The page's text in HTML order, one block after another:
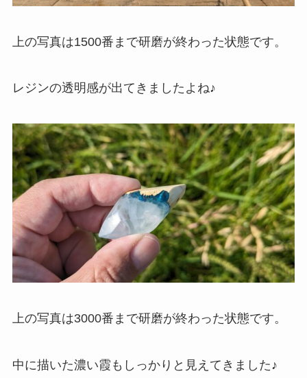
上の写真は1500番まで研磨が終わった状態です。
レジンの透明感が出てきましたよね♪
上の写真は3000番まで研磨が終わった状態です。
中に描いた濃い霞もしっかりと見えてきました♪